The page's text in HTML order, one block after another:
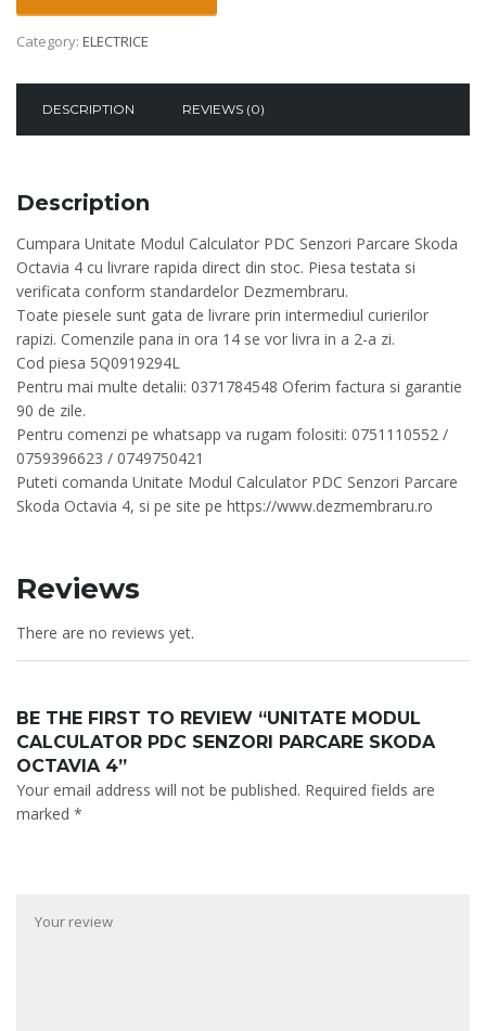
Category: ELECTRICE
DESCRIPTION REVIEWS (0)
Description
Cumpara Unitate Modul Calculator PDC Senzori Parcare Skoda
Octavia 4 cu livrare rapida direct din stoc. Piesa testata si
verificata conform standardelor Dezmembraru.
Toate piesele sunt gata de livrare prin intermediul curierilor
rapizi. Comenzile pana in ora 14 se vor livra in a 2-a zi.
Cod piesa 5Q0919294L
Pentru mai multe detalii: 0371784548 Oferim factura si garantie
90 de zile.
Pentru comenzi pe whatsapp va rugam folositi: 0751110552 /
0759396623 / 0749750421
Puteti comanda Unitate Modul Calculator PDC Senzori Parcare
Skoda Octavia 4, si pe site pe https://www.dezmembraru.ro
Reviews
There are no reviews yet.
BE THE FIRST TO REVIEW “UNITATE MODUL
CALCULATOR PDC SENZORI PARCARE SKODA
OCTAVIA 4”
Your email address will not be published. Required fields are
marked *